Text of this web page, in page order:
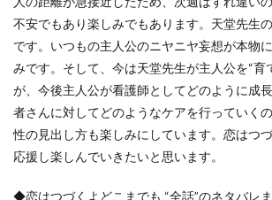
不安でもあり楽しみでもあります。天堂先生
です。いつもの主人公のニヤニヤ妄想が本物
みです。そして、今は天堂先生が主人公を“育
が、今後主人公が看護師としてどのように成
者さんに対してどのようなケアを行っていく
性の見出し方も楽しみにしています。恋はつ
応援し楽しんでいきたいと思います。
◆恋はつづくよどこまでも “全話”のネタバレ